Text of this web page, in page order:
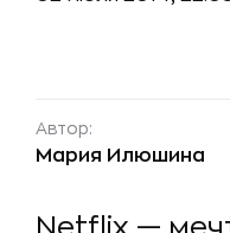
Автор:
Мария Илюшина
Netflix —